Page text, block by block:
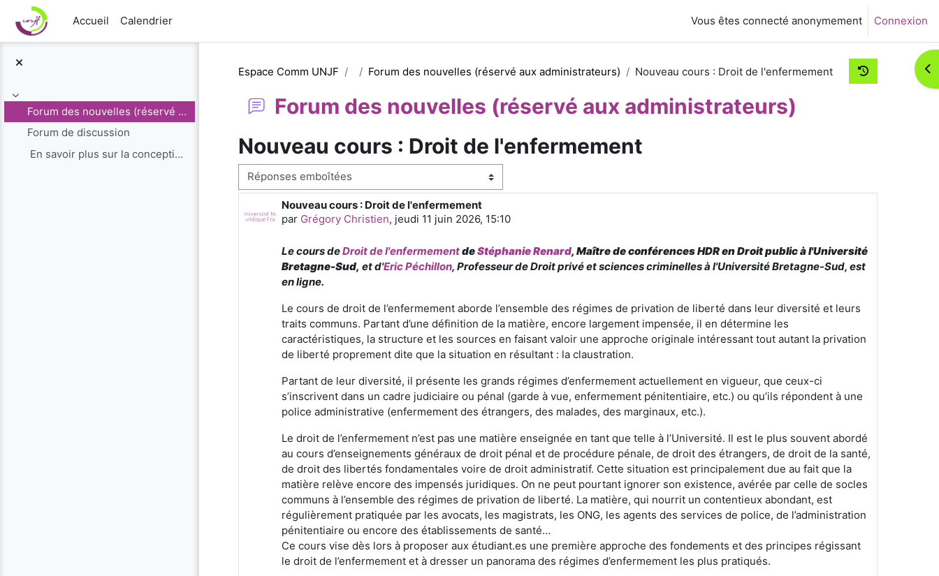
Passer au contenu principal
Accueil
Calendrier Vous êtes connecté anonymement Connexion
Replier
Forum des nouvelles (réservé aux administrateurs)
Forum de discussion
En savoir plus sur la conception du cours de...
Espace Comm UNJF Forum des nouvelles (réservé aux administrateurs) Nouveau cours : Droit de l'enfermement
Forum des nouvelles (réservé aux administrateurs)
Nouveau cours : Droit de l'enfermement
Type d’affichage
Nouveau cours : Droit de l'enfermement
par Grégory Christien, jeudi 11 juin 2026, 15:10
Nombre de réponses : 0
Le cours deDroit de l'enfermementdeStéphanie Renard, Maître de conférences HDR en Droit public à l'Université
Bretagne-Sud, et d'Eric Péchillon, Professeur de Droit privé et sciences criminelles à l'Université Bretagne-Sud, est
en ligne.
Le cours de droit de l’enfermement aborde l’ensemble des régimes de privation de liberté dans leur diversité et leurs
traits communs. Partant d’une définition de la matière, encore largement impensée, il en détermine les
caractéristiques, la structure et les sources en faisant valoir une approche originale intéressant tout autant la privation
de liberté proprement dite que la situation en résultant : la claustration.
Partant de leur diversité, il présente les grands régimes d’enfermement actuellement en vigueur, que ceux-ci
s’inscrivent dans un cadre judiciaire ou pénal (garde à vue, enfermement pénitentiaire, etc.) ou qu’ils répondent à une
police administrative (enfermement des étrangers, des malades, des marginaux, etc.).
Le droit de l’enfermement n’est pas une matière enseignée en tant que telle à l’Université. Il est le plus souvent abordé
au cours d’enseignements généraux de droit pénal et de procédure pénale, de droit des étrangers, de droit de la santé,
de droit des libertés fondamentales voire de droit administratif. Cette situation est principalement due au fait que la
matière relève encore des impensés juridiques. On ne peut pourtant ignorer son existence, avérée par celle de socles
communs à l’ensemble des régimes de privation de liberté. La matière, qui nourrit un contentieux abondant, est
régulièrement pratiquée par les avocats, les magistrats, les ONG, les agents des services de police, de l’administration
pénitentiaire ou encore des établissements de santé…
Ce cours vise dès lors à proposer aux étudiant.es une première approche des fondements et des principes régissant
le droit de l’enfermement et à dresser un panorama des régimes d’enfermement les plus pratiqués.